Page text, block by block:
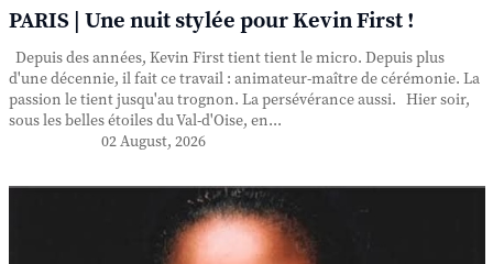
PARIS | Une nuit stylée pour Kevin First !
Depuis des années, Kevin First tient tient le micro. Depuis plus
d'une décennie, il fait ce travail : animateur-maître de cérémonie. La
passion le tient jusqu'au trognon. La persévérance aussi. Hier soir,
sous les belles étoiles du Val-d'Oise, en...
02 August, 2026